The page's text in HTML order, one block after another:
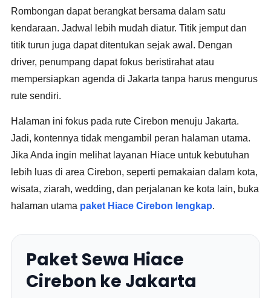
Rombongan dapat berangkat bersama dalam satu
kendaraan. Jadwal lebih mudah diatur. Titik jemput dan
titik turun juga dapat ditentukan sejak awal. Dengan
driver, penumpang dapat fokus beristirahat atau
mempersiapkan agenda di Jakarta tanpa harus mengurus
rute sendiri.
Halaman ini fokus pada rute Cirebon menuju Jakarta.
Jadi, kontennya tidak mengambil peran halaman utama.
Jika Anda ingin melihat layanan Hiace untuk kebutuhan
lebih luas di area Cirebon, seperti pemakaian dalam kota,
wisata, ziarah, wedding, dan perjalanan ke kota lain, buka
halaman utama paket Hiace Cirebon lengkap.
Paket Sewa Hiace
Cirebon ke Jakarta